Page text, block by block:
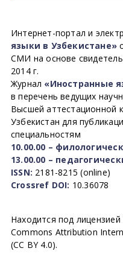
Интернет-портал и
языки в Узбекистане»
СМИ на основе
2014 г.
Журнал «Иностранные
в перечень ведущих
Высшей аттестационной
Узбекистан для
специальностям
10.00.00 –
13.00.00 –
ISSN: 2181-8215 (online)
Crossref DOI: 10.36078
Находится под лицензией
Commons Attribution
(CC BY 4.0).